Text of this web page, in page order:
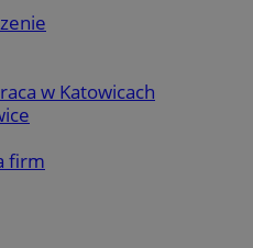
w Katowicach
firm